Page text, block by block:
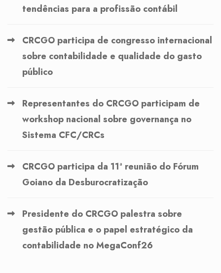
tendências para a profissão contábil
CRCGO participa de congresso internacional
sobre contabilidade e qualidade do gasto
público
Representantes do CRCGO participam de
workshop nacional sobre governança no
Sistema CFC/CRCs
CRCGO participa da 11ª reunião do Fórum
Goiano da Desburocratização
Presidente do CRCGO palestra sobre
gestão pública e o papel estratégico da
contabilidade no MegaConf26